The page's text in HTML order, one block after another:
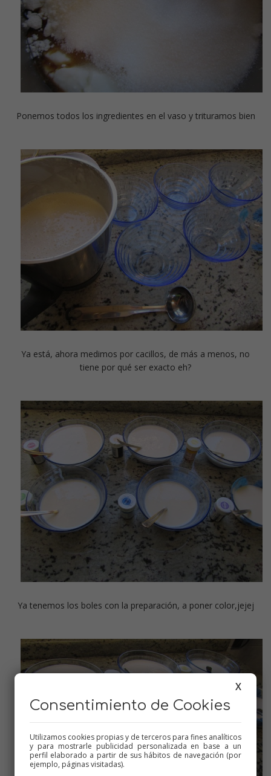
Ponemos todos los ingredientes en el vaso y trituramos bien
Ya está, ahora medimos por cacillos, de más a menos, no
tiene por qué ser exacto eh?
Ya tenemos los boles con la preparación, a poner color,jejej
X
Consentimiento de Cookies
Utilizamos cookies propias y de terceros para fines analíticos
y para mostrarle publicidad personalizada en base a un
perfil elaborado a partir de sus hábitos de navegación (por
ejemplo, páginas visitadas).